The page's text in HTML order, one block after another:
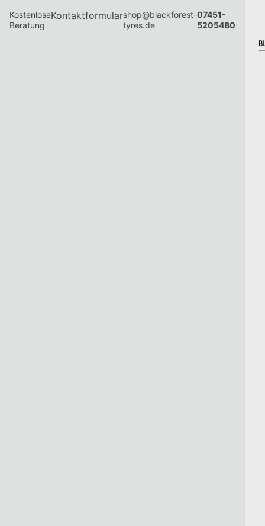
Kostenlose
Beratung
Kontaktformularshop@blackforest-
tyres.de
07451-
5205480